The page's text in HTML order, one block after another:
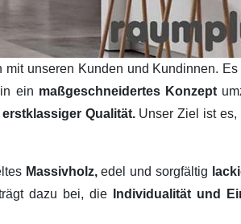
mit unseren Kunden und Kundinnen.
ein maßgeschneidertes Konzept
Qualität.Unser Ziel ist es,
Massivholz,edel und sorgfältig
dazu bei, die Individualität und